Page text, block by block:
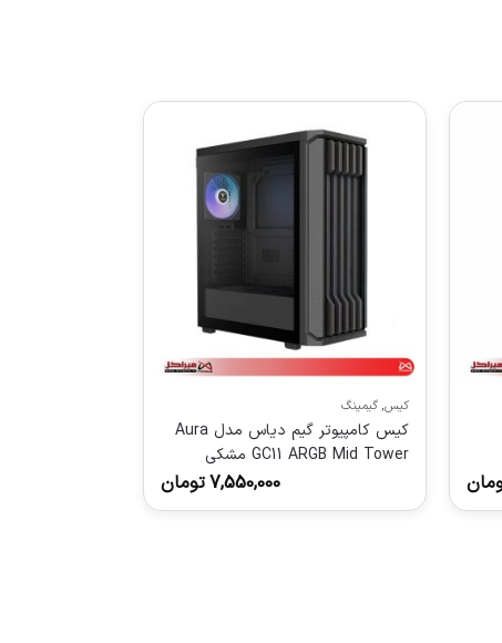
کیس,گیمینگ
کیس کامپیوتر گیم دیاس مدل Aura
GC11 ARGB Mid Tower مشکی
7,550,000تومان